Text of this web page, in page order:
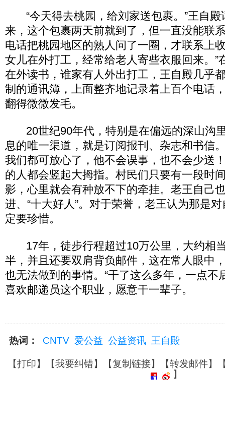
“今天得去桃园，给刘家送包裹。”王自殿
来，这个包裹两天前就到了，但一直没能联
电话把桃园地区的熟人问了一圈，才联系上
女儿在外打工，经常给老人寄些衣服回来。”
在外读书，谁家有人外出打工，王自殿几乎
制的通讯簿，上面整齐地记录着上百个电话
翻得微微发毛。
20世纪90年代，特别是在偏远的深山沟
息的唯一渠道，就是订阅报刊、杂志和书信
我们都可放心了，他不会误事，也不会少送
的人都会竖起大拇指。村民们只要有一段时
影，心里就会有种放不下的牵挂。老王自己
进、“十大好人”。对于荣誉，老王认为那是
定要珍惜。
17年，徒步行程超过10万公里，大约相
半，并且还要双肩背负邮件，这在常人眼中
也无法做到的事情。“干了这么多年，一点不
喜欢邮递员这个职业，愿意干一辈子。
热词： CNTV 爱公益 公益资讯 王自殿
【打印】【我要纠错】【复制链接】【转发邮件】
】